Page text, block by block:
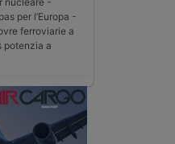
per l’Europa -
ferroviarie a
potenzia a